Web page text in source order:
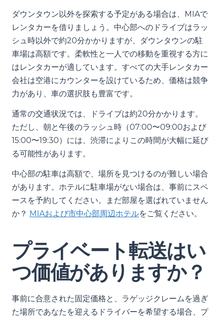
ダウンタウン以外を探索する予定がある場合は、MIAで
レンタカーを借りましょう。中心部へのドライブはラッ
シュ時以外で約20分かかりますが、ダウンタウンの駐
車場は高額です。柔軟性と一人での移動を重視する方に
はレンタカーが適しています。すべての大手レンタカー
会社は空港にカウンターを設けているため、価格は競争
力があり、車の選択肢も豊富です。
通常の交通状況では、ドライブは約20分かかります。
ただし、朝と午後のラッシュ時（07:00〜09:00および
15:00〜19:30）には、渋滞によりこの時間が大幅に延び
る可能性があります。
中心部の駐車は高額で、場所を見つけるのが難しい場合
があります。ホテルに駐車場がない場合は、事前にスペ
ースを予約してください。まだ部屋を選ばれていません
か？ MIAおよび市中心部周辺ホテルをご覧ください。
プライベート転送はい
つ価値がありますか？
事前に合意された固定価格と、ラゲッジクレームを過ぎ
た場所であなたを迎えるドライバーを希望する場合、プ